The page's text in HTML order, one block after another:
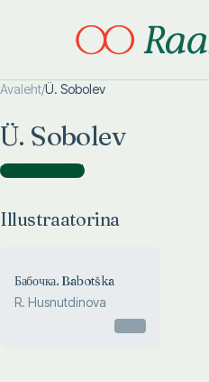
Avaleht/Ü. Sobolev
Ü. Sobolev
Illustraatorina )
Illustraatorina
Бабочка. Babotška
R. Husnutdinova